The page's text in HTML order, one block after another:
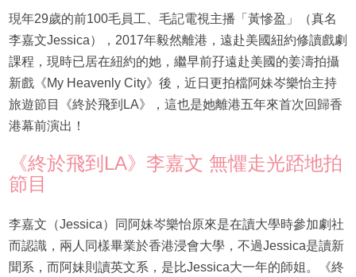
現年29歲的前100毛員工、毛記電視主播「黃慘盈」（真名
李嘉文Jessica），2017年毅然離港，遠赴美國紐約修讀戲劇
課程，現時已居在紐約的她，繼早前孖遠赴美國的姜濤拍攝
新戲《My Heavenly City》後，近日更拍檔阿妹岑樂怡主持
旅遊節目《終於飛到LA》，這也是她離港五年來首次回歸香
港幕前演出！
《終於飛到LA》李嘉文 無懼走光踎地拍
節目
李嘉文（Jessica）同阿妹岑樂怡原來是在讀大學時參加劇社
而認識，兩人同樣畢業於香港浸會大學，不過Jessica是讀新
聞系，而阿妹則讀英文系，是比Jessica大一年的師姐。《終